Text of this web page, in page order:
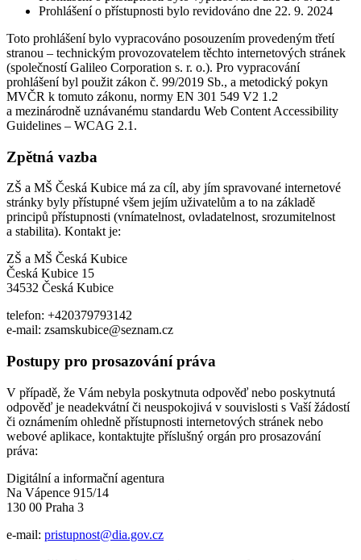
Prohlášení o přístupnosti bylo revidováno dne 22. 9. 2024
Toto prohlášení bylo vypracováno posouzením provedeným třetí
stranou – technickým provozovatelem těchto internetových stránek
(společností Galileo Corporation s. r. o.). Pro vypracování
prohlášení byl použit zákon č. 99/2019 Sb., a metodický pokyn
MVČR k tomuto zákonu, normy EN 301 549 V2 1.2
a mezinárodně uznávanému standardu Web Content Accessibility
Guidelines – WCAG 2.1.
Zpětná vazba
ZŠ a MŠ Česká Kubice má za cíl, aby jím spravované internetové
stránky byly přístupné všem jejím uživatelům a to na základě
principů přístupnosti (vnímatelnost, ovladatelnost, srozumitelnost
a stabilita). Kontakt je:
ZŠ a MŠ Česká Kubice
Česká Kubice 15
34532 Česká Kubice
telefon: +420379793142
e-mail: zsamskubice@seznam.cz
Postupy pro prosazování práva
V případě, že Vám nebyla poskytnuta odpověď nebo poskytnutá
odpověď je neadekvátní či neuspokojivá v souvislosti s Vaší žádostí
či oznámením ohledně přístupnosti internetových stránek nebo
webové aplikace, kontaktujte příslušný orgán pro prosazování
práva:
Digitální a informační agentura
Na Vápence 915/14
130 00 Praha 3
e-mail: pristupnost@dia.gov.cz